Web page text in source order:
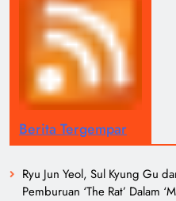
Berita Tergempar
Ryu Jun Yeol, Sul Kyung Gu
Pemburuan ‘The Rat’ Dalam